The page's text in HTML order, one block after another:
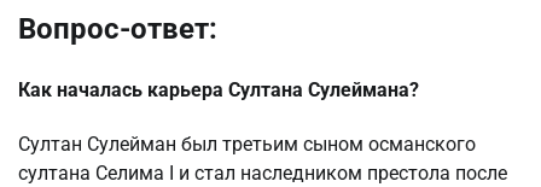
Вопрос-ответ:
Как началась карьера Султана Сулеймана?
Султан Сулейман был третьим сыном османского
султана Селима I и стал наследником престола после